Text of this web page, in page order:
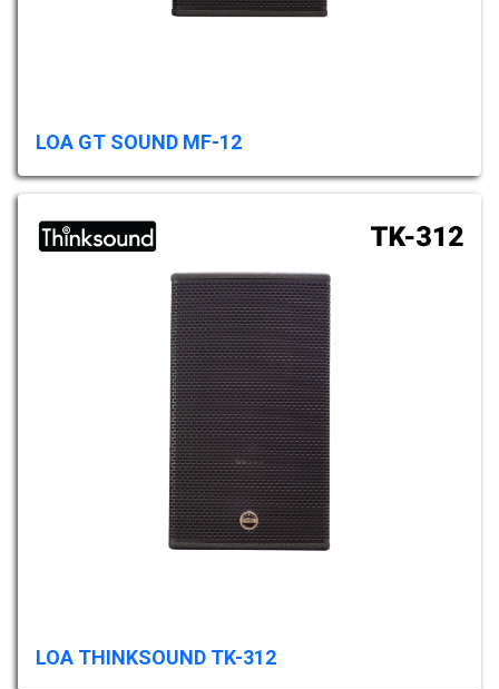
LOA GT SOUND MF-12
LOA THINKSOUND TK-312